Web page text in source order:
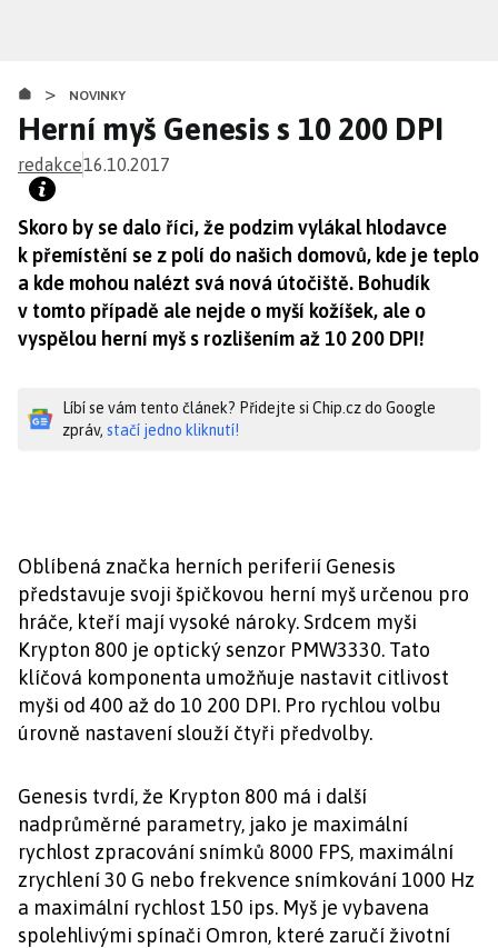
obsahu
> NOVINKY
Herní myš Genesis s 10 200 DPI
redakce16.10.2017
Skoro by se dalo říci, že podzim vylákal hlodavce
k přemístění se z polí do našich domovů, kde je teplo
a kde mohou nalézt svá nová útočiště. Bohudík
v tomto případě ale nejde o myší kožíšek, ale o
vyspělou herní myš s rozlišením až 10 200 DPI!
Líbí se vám tento článek? Přidejte si Chip.cz do Google
zpráv, stačí jedno kliknutí!
Oblíbená značka herních periferií Genesis
představuje svoji špičkovou herní myš určenou pro
hráče, kteří mají vysoké nároky. Srdcem myši
Krypton 800 je optický senzor PMW3330. Tato
klíčová komponenta umožňuje nastavit citlivost
myši od 400 až do 10 200 DPI. Pro rychlou volbu
úrovně nastavení slouží čtyři předvolby.
Genesis tvrdí, že Krypton 800 má i další
nadprůměrné parametry, jako je maximální
rychlost zpracování snímků 8000 FPS, maximální
zrychlení 30 G nebo frekvence snímkování 1000 Hz
a maximální rychlost 150 ips. Myš je vybavena
spolehlivými spínači Omron, které zaručí životní